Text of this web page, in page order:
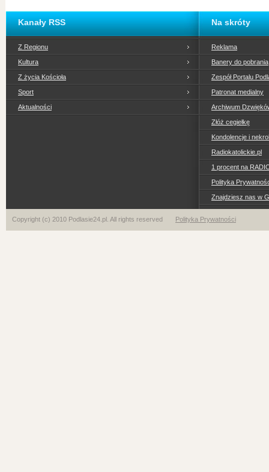
Kanały RSS
Z Regionu
Kultura
Z życia Kościoła
Sport
Aktualności
Na skróty
Reklama
Banery do pobrania
Zespół Portalu
Patronat medialny
Archiwum
Złóż cegiełkę
Kondolencje i
Radiokatolickie.pl
1 procent na
Polityka
Znajdziesz nas w
Copyright (c) 2010 Podlasie24.pl. All rights reserved Polityka Prywatności